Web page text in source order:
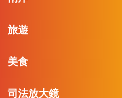
旅遊
美食
司法放大鏡